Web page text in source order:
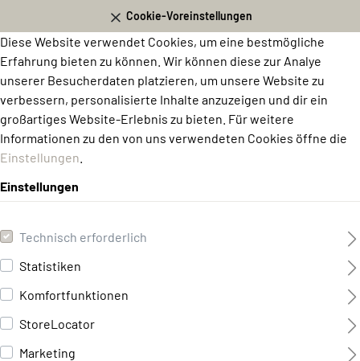
Cookie-Voreinstellungen
Diese Website verwendet Cookies, um eine bestmögliche
Erfahrung bieten zu können. Wir können diese zur Analye
unserer Besucherdaten platzieren, um unsere Website zu
verbessern, personalisierte Inhalte anzuzeigen und dir ein
großartiges Website-Erlebnis zu bieten. Für weitere
Informationen zu den von uns verwendeten Cookies öffne die
Einstellungen
Einstellungen
Technisch erforderlich
Statistiken
Komfortfunktionen
StoreLocator
Marketing